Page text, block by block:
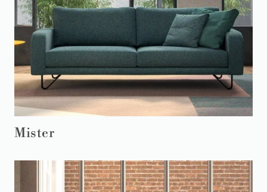
Mister